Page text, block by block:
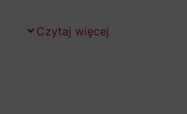
Czytaj więcej